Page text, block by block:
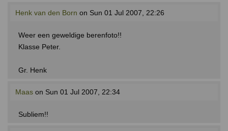
Henk van den Born on Sun 01 Jul 2007, 22:26
Weer een geweldige berenfoto!!
Klasse Peter.
Gr. Henk
Maas on Sun 01 Jul 2007, 22:34
Subliem!!